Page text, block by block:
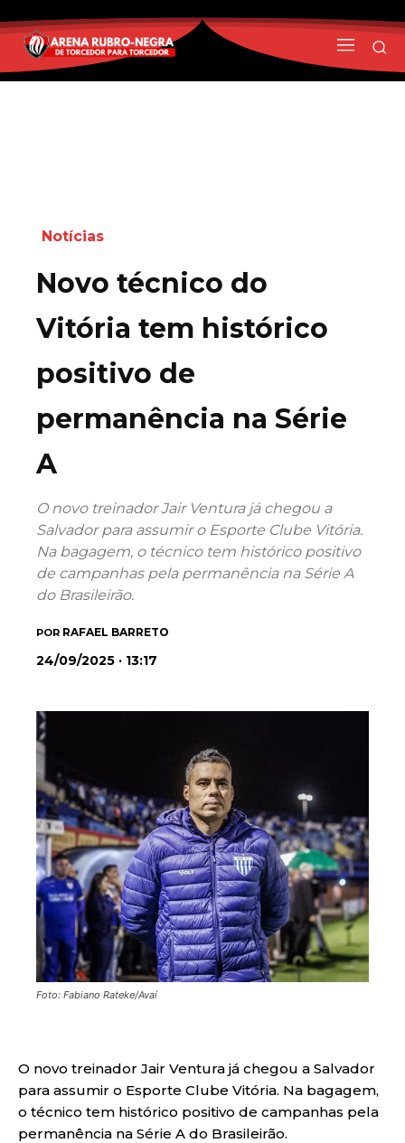
Notícias
Novo técnico do
Vitória tem histórico
positivo de
permanência na Série
A
O novo treinador Jair Ventura já chegou a
Salvador para assumir o Esporte Clube Vitória.
Na bagagem, o técnico tem histórico positivo
de campanhas pela permanência na Série A
do Brasileirão.
POR RAFAEL BARRETO
24/09/2025 · 13:17
Foto: Fabiano Rateke/Avaí
O novo treinador Jair Ventura já chegou a Salvador
para assumir o Esporte Clube Vitória. Na bagagem,
o técnico tem histórico positivo de campanhas pela
permanência na Série A do Brasileirão.